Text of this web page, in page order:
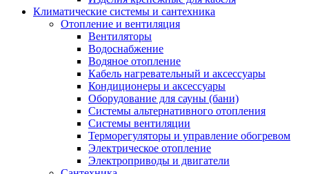
Климатические системы и сантехника
Отопление и вентиляция
Вентиляторы
Водоснабжение
Водяное отопление
Кабель нагревательный и аксессуары
Кондиционеры и аксессуары
Оборудование для сауны (бани)
Системы альтернативного отопления
Системы вентиляции
Терморегуляторы и управление обогревом
Электрическое отопление
Электроприводы и двигатели